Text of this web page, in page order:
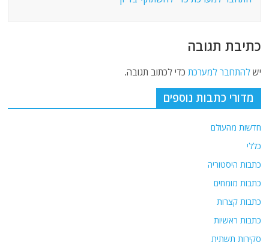
כתיבת תגובה
ישלהתחבר למערכת כדי לכתוב תגובה.
מדורי כתבות נוספים
חדשות מהעולם
כללי
כתבות היסטוריה
כתבות מומחים
כתבות קצרות
כתבות ראשיות
סקירות תשתית